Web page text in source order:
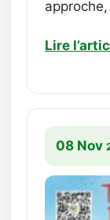
Lire
08 Nov